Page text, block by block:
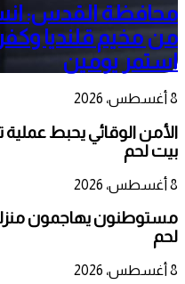
محافظة القدس:
من مخيم قلنديا
استمر يومين
8 أغسطس، 2026
الأمن الوقائي يحبط
بيت لحم
8 أغسطس، 2026
مستوطنون يهاجمون
لحم
8 أغسطس، 2026